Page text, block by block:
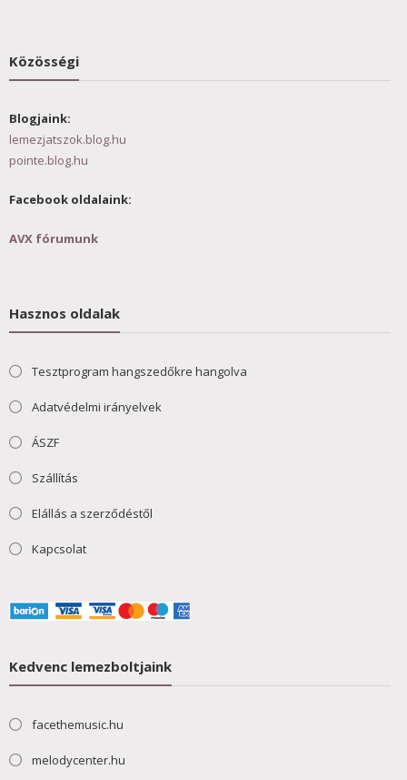
Közösségi
Blogjaink:
lemezjatszok.blog.hu
pointe.blog.hu
Facebook oldalaink:
AVX fórumunk
Hasznos oldalak
Tesztprogram hangszedőkre hangolva
Adatvédelmi irányelvek
ÁSZF
Szállítás
Elállás a szerződéstől
Kapcsolat
Kedvenc lemezboltjaink
facethemusic.hu
melodycenter.hu